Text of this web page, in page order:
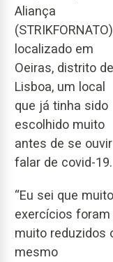
Aliança
localizado em
Oeiras, distrito de
Lisboa, um local
que já tinha sido
escolhido muito
antes de se ouvir
falar de covid-19.
“Eu sei que
exercícios foram
muito reduzidos
mesmo